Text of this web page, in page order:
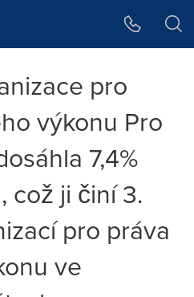
pro
výkonu Pro
7,4%
což ji činí 3.
pro práva
ve